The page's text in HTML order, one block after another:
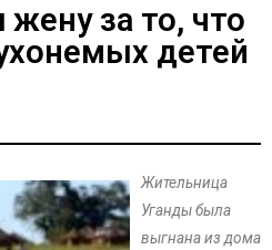
за то, что
детей
Жительница
Уганды была
выгнана из дома